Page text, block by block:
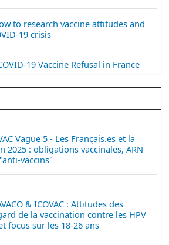
to research vaccine attitudes and
19 crisis
19 Vaccine Refusal in France
Vague 5 - Les Français.es et la
2025 : obligations vaccinales, ARN
vaccins"
& ICOVAC : Attitudes des
de la vaccination contre les HPV
focus sur les 18-26 ans